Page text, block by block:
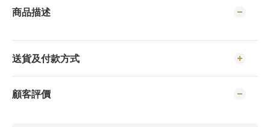
商品描述
送貨及付款方式
顧客評價